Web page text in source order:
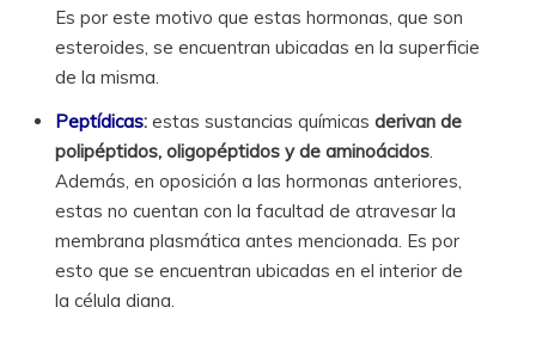
Es por este motivo que estas hormonas, que son
esteroides, se encuentran ubicadas en la superficie
de la misma.
Peptídicas: estas sustancias químicasderivan de
polipéptidos, oligopéptidos y de aminoácidos.
Además, en oposición a las hormonas anteriores,
estas no cuentan con la facultad de atravesar la
membrana plasmática antes mencionada. Es por
esto que se encuentran ubicadas en el interior de
la célula diana.